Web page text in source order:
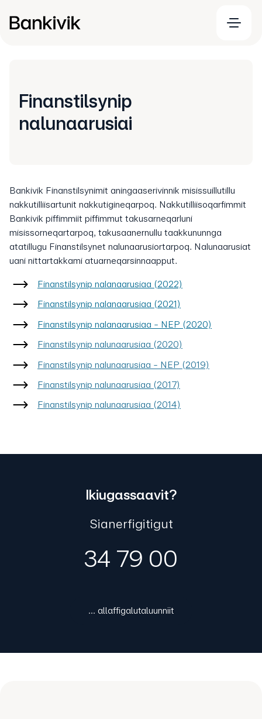
Finanstilsynip
nalunaarusiai
Bankivik Finanstilsynimit aningaaserivinnik misissuillutillu
nakkutilliisartunit nakkutigineqarpoq. Nakkutilliisoqarfimmit
Bankivik piffimmiit piffimmut takusarneqarluni
misissorneqartarpoq, takusaanernullu taakkununnga
atatillugu Finanstilsynet nalunaarusiortarpoq. Nalunaarusiat
uani nittartakkami atuarneqarsinnaapput.
Finanstilsynip nalanaarusiaa (2022)
Finanstilsynip nalanaarusiaa (2021)
Finanstilsynip nalanaarusiaa - NEP (2020)
Finanstilsynip nalunaarusiaa (2020)
Finanstilsynip nalunaarusiaa - NEP (2019)
Finanstilsynip nalunaarusiaa (2017)
Finanstilsynip nalunaarusiaa (2014)
Ikiugassaavit?
Sianerfigitigut
34 79 00
... allaffigalutaluunniit